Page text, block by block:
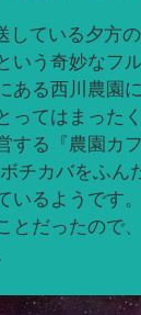
ている夕方
いう奇妙なフ
ある西川農園
ってはまった
する『農園カ
チカバをふん
いるようです
とだったので